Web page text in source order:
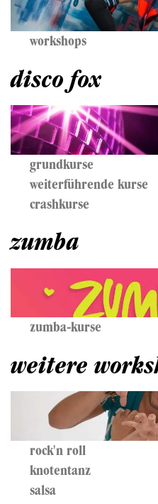
workshops
disco fox
grundkurse
weiterführende kurse
crashkurse
zumba
zumba-kurse
weitere
rock'n roll
knotentanz
salsa